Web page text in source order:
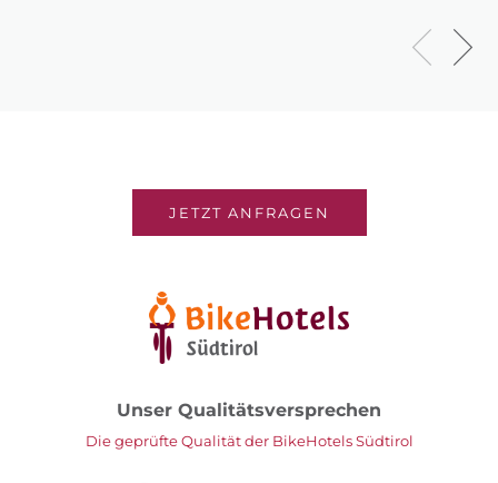
JETZT ANFRAGEN
Unser Qualitätsversprechen
Die geprüfte Qualität der BikeHotels Südtirol